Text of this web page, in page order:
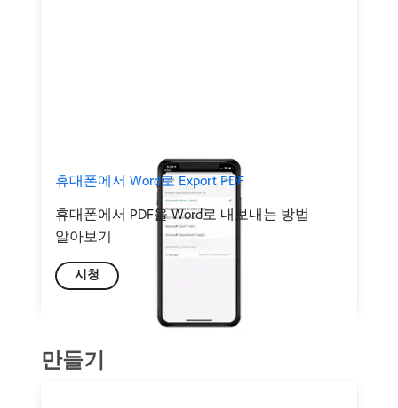
휴대폰에서 Word로 Export PDF
휴대폰에서 PDF을 Word로 내보내는 방법
알아보기
시청
만들기